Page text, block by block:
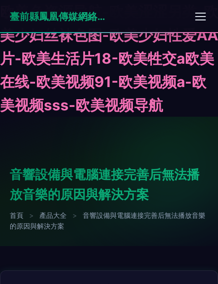
欧美色资源导航-欧美涩涩另类-欧
美少妇丝袜色图-欧美少妇性爱AA
片-欧美生活片18-欧美牲交a欧美
在线-欧美视频91-欧美视频a-欧
美视频sss-欧美视频导航
臺前縣鳳凰傳媒網絡科技有限公司
音響設備與電腦連接完善后無法播
放音樂的原因與解決方案
首頁 > 產品大全 >
音響設備與電腦連接完善后無法播放音樂
的原因與解決方案